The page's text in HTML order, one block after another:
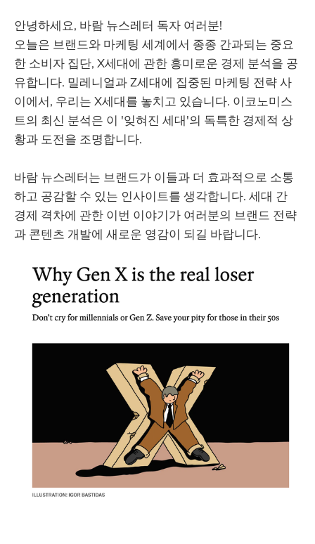
안녕하세요, 바람 뉴스레터 독자 여러분!
오늘은 브랜드와 마케팅 세계에서 종종 간과되는 중요
한 소비자 집단, X세대에 관한 흥미로운 경제 분석을 공
유합니다. 밀레니얼과 Z세대에 집중된 마케팅 전략 사
이에서, 우리는 X세대를 놓치고 있습니다. 이코노미스
트의 최신 분석은 이 '잊혀진 세대'의 독특한 경제적 상
황과 도전을 조명합니다.
바람 뉴스레터는 브랜드가 이들과 더 효과적으로 소통
하고 공감할 수 있는 인사이트를 생각합니다. 세대 간
경제 격차에 관한 이번 이야기가 여러분의 브랜드 전략
과 콘텐츠 개발에 새로운 영감이 되길 바랍니다.